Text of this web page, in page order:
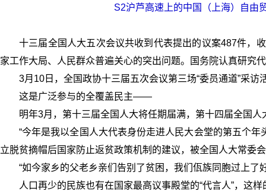
S2沪芦高速上的中国（上海）自由
十三届全国人大五次会议共收到代表提出的议案487件，
家工作大局、人民群众普遍关心的突出问题。国务院认真研究
3月10日，全国政协十三届五次会议第三场“委员通道”采
这是广泛参与的全覆盖民主——
明年3月，第十三届全国人大将任期届满，第十四届全国
“今年是我以全国人大代表身份走进人民大会堂的第五个
立脱贫摘帽后国家防止返贫政策机制的建议，被全国人大常委
“如今家乡的父老乡亲们告别了贫困，我们佤族同胞过上
人口再少的民族也有在国家最高议事殿堂的“代言人”，这